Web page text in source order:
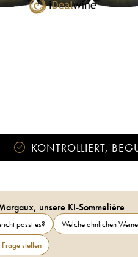
KONTROLLIERT,
unsere KI-Sommelière
passt es? Welche ähnlichen
stellen